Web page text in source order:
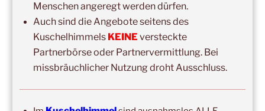
Erbach/Rheingau Kuschelhimmel 5h Kuscheln
Ganztags, 13. September 2026 –
Jahresgruppe
14:00 –19:00,19. September 2026–Marburg
Wochenend-Event,26. September 2026 – 27.
Menschen angeregt werden dürfen.
Auch sind die Angebote seitens des
Kuschelhimmels KEINE versteckte
Partnerbörse oder Partnervermittlung. Bei
missbräuchlicher Nutzung droht Ausschluss.